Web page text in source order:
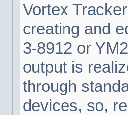
Vortex
creating and
3-8912 or
output is
through
devices, so,